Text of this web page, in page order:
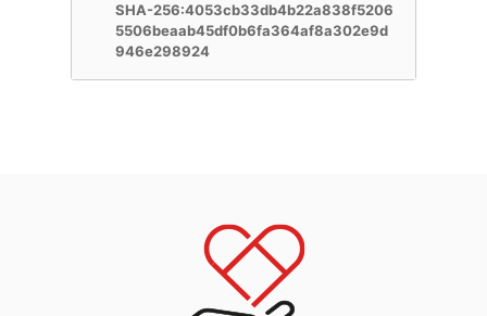
SHA-256:4053cb33db4b22a838f5206
5506beaab45df0b6fa364af8a302e9d
946e298924